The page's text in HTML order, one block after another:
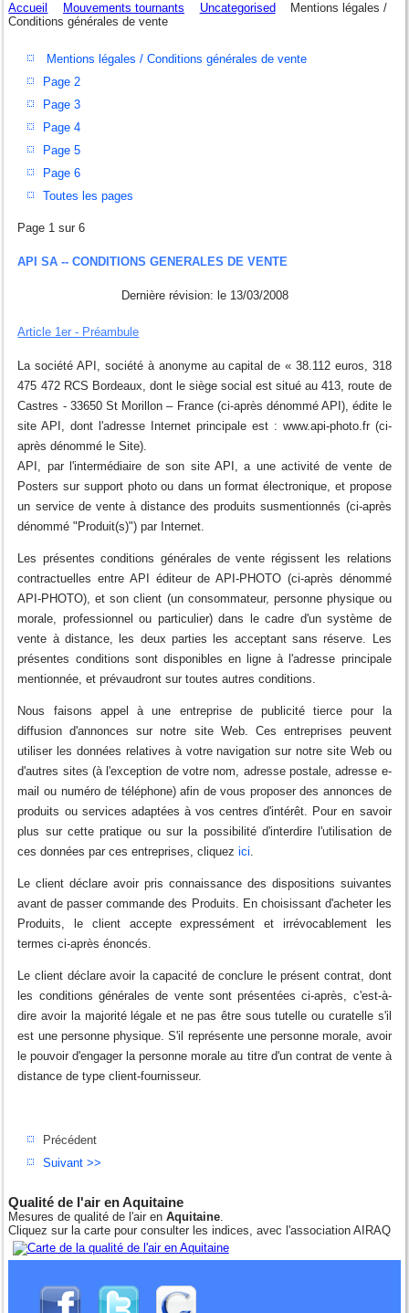
Accueil Mouvements tournants Uncategorised
Mentions légales /
Conditions générales de vente
Mentions légales / Conditions générales de vente
Page 2
Page 3
Page 4
Page 5
Page 6
Toutes les pages
Page 1 sur 6
API SA -- CONDITIONS GENERALES DE VENTE
Dernière révision: le 13/03/2008
Article 1er - Préambule
La société API, société à anonyme au capital de « 38.112 euros, 318
475 472 RCS Bordeaux, dont le siège social est situé au 413, route de
Castres - 33650 St Morillon – France (ci-après dénommé API), édite le
site API, dont l'adresse Internet principale est : www.api-photo.fr (ci-
après dénommé le Site).
API, par l'intermédiaire de son site API, a une activité de vente de
Posters sur support photo ou dans un format électronique, et propose
un service de vente à distance des produits susmentionnés (ci-après
dénommé "Produit(s)") par Internet.
Les présentes conditions générales de vente régissent les relations
contractuelles entre API éditeur de API-PHOTO (ci-après dénommé
API-PHOTO), et son client (un consommateur, personne physique ou
morale, professionnel ou particulier) dans le cadre d'un système de
vente à distance, les deux parties les acceptant sans réserve. Les
présentes conditions sont disponibles en ligne à l'adresse principale
mentionnée, et prévaudront sur toutes autres conditions.
Nous faisons appel à une entreprise de publicité tierce pour la
diffusion d'annonces sur notre site Web. Ces entreprises peuvent
utiliser les données relatives à votre navigation sur notre site Web ou
d'autres sites (à l'exception de votre nom, adresse postale, adresse e-
mail ou numéro de téléphone) afin de vous proposer des annonces de
produits ou services adaptées à vos centres d'intérêt. Pour en savoir
plus sur cette pratique ou sur la possibilité d'interdire l'utilisation de
ces données par ces entreprises, cliquezici.
Le client déclare avoir pris connaissance des dispositions suivantes
avant de passer commande des Produits. En choisissant d'acheter les
Produits, le client accepte expressément et irrévocablement les
termes ci-après énoncés.
Le client déclare avoir la capacité de conclure le présent contrat, dont
les conditions générales de vente sont présentées ci-après, c'est-à-
dire avoir la majorité légale et ne pas être sous tutelle ou curatelle s'il
est une personne physique. S'il représente une personne morale, avoir
le pouvoir d'engager la personne morale au titre d'un contrat de vente à
distance de type client-fournisseur.
Précédent
Suivant >>
Qualité de l'air en Aquitaine
Mesures de qualité de l'air enAquitaine.
Cliquez sur la carte pour consulter les indices, avec l'association AIRAQ